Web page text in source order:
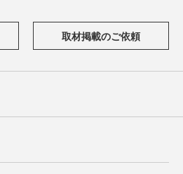
取材掲載のご依頼